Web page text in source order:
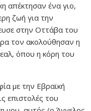
απέκτησαν ένα γιο,
ζωή για την
στην Οττάβα του
τον ακολούθησαν η
όπου η κόρη του
με την Εβραϊκή
επιστολές του